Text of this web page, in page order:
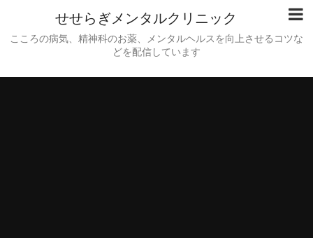
せせらぎメンタルクリニック
こころの病気、精神科のお薬、メンタルヘルスを向上させるコツな
どを配信しています